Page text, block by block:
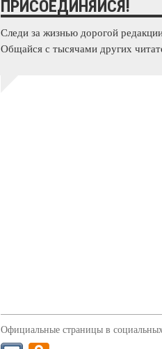
ПРИСОЕДИНЯЙСЯ!
Следи за жизнью дорогой
Общайся с тысячами других
Официальные страницы в социальных